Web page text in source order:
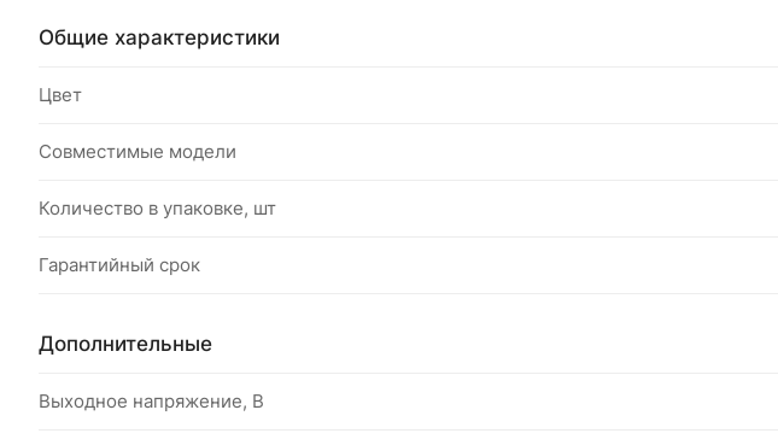
Общие характеристики
Цвет
Совместимые модели
Количество в упаковке, шт
Гарантийный срок
Дополнительные
Выходное напряжение, В